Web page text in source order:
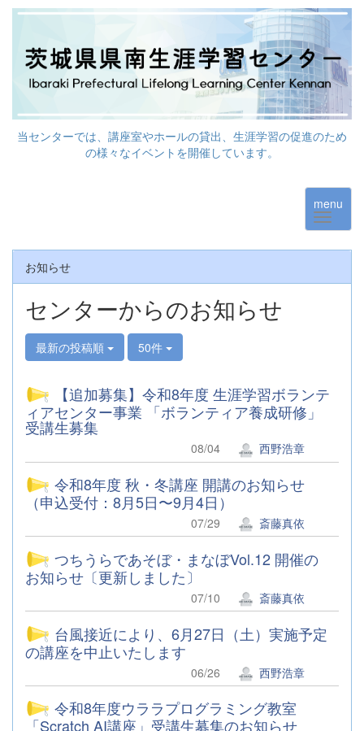
当センターでは、講座室やホールの貸出、生涯学習の促進のため
の様々なイベントを開催しています。
menu
お知らせ
センターからのお知らせ
最新の投稿順 50件
【追加募集】令和8年度 生涯学習ボランテ
ィアセンター事業 「ボランティア養成研修」
受講生募集
08/04 西野浩章
令和8年度 秋・冬講座 開講のお知らせ
（申込受付：8月5日〜9月4日）
07/29 斎藤真依
つちうらであそぼ・まなぼVol.12 開催の
お知らせ〔更新しました〕
07/10 斎藤真依
台風接近により、6月27日（土）実施予定
の講座を中止いたします
06/26 西野浩章
令和8年度ウララプログラミング教室
「Scratch AI講座」受講生募集のお知らせ